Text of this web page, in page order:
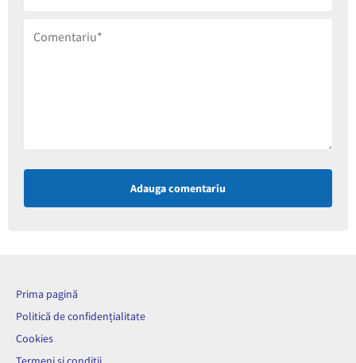
Adauga comentariu
Prima pagină
Politică de confidențialitate
Cookies